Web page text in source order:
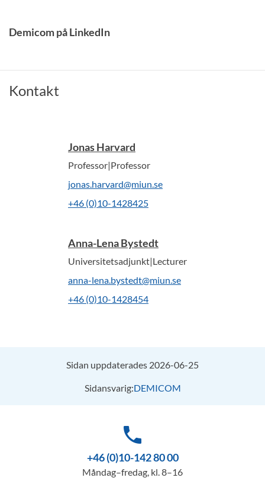
Demicom på LinkedIn
Kontakt
Jonas Harvard
Professor|Professor
jonas.harvard@miun.se
+46 (0)10-1428425
Anna-Lena Bystedt
Universitetsadjunkt|Lecturer
anna-lena.bystedt@miun.se
+46 (0)10-1428454
Sidan uppdaterades 2026-06-25
Sidansvarig:DEMICOM
phone
+46 (0)10-142 80 00
Måndag–fredag, kl. 8–16